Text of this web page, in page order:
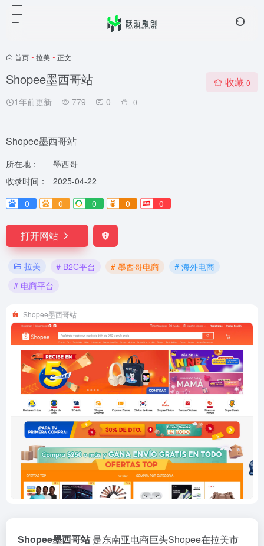
首页 • 拉美 • 正文
Shopee墨西哥站
1年前更新 779 0 0
收藏 0
Shopee墨西哥站
所在地：
墨西哥
收录时间：
2025-04-22
0
0 0 0 0
打开网站
拉美 # B2C平台 # 墨西哥电商
# 海外电商
# 电商平台
Shopee墨西哥站
Shopee墨西哥站是东南亚电商巨头Shopee在拉美市